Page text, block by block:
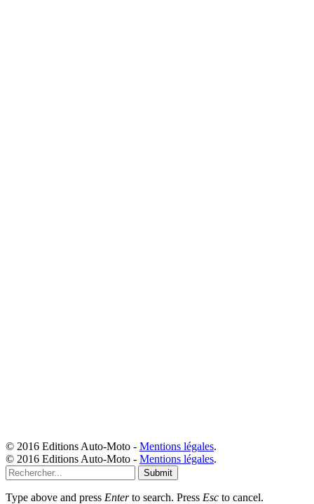
© 2016 Editions Auto-Moto - Mentions légales.
© 2016 Editions Auto-Moto - Mentions légales.
Submit
Type above and press Enterto search. Press Esc to cancel.